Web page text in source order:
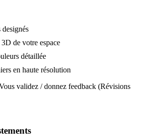
designés
de votre espace
détaillée
en haute résolution
validez / donnez feedback (Révisions